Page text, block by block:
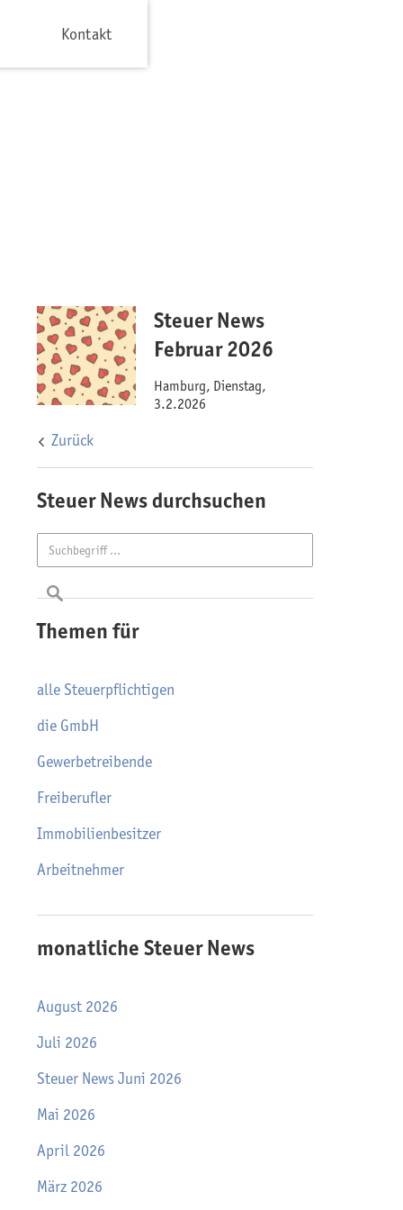
Kontakt
Steuer News
Februar 2026
Hamburg, Dienstag,
3.2.2026
Zurück
Steuer News durchsuchen
Themen für
alle Steuerpflichtigen
die GmbH
Gewerbetreibende
Freiberufler
Immobilienbesitzer
Arbeitnehmer
monatliche Steuer News
August 2026
Juli 2026
Steuer News Juni 2026
Mai 2026
April 2026
März 2026